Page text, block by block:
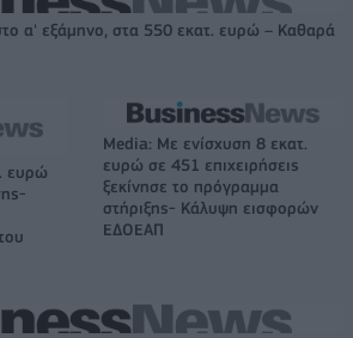
α' εξάμηνο, στα 550 εκατ. ευρώ – Καθαρά
ευρώ
Media: Με ενίσχυση 8 εκατ.
ευρώ σε 451 επιχειρήσεις
ξεκίνησε το πρόγραμμα
στήριξης- Κάλυψη εισφορών
ΕΔΟΕΑΠ